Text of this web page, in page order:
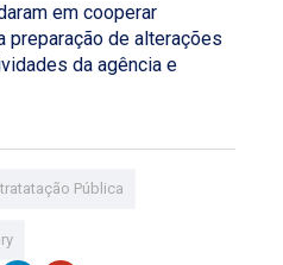
em cooperar
preparação de alterações
da agência e
Pública